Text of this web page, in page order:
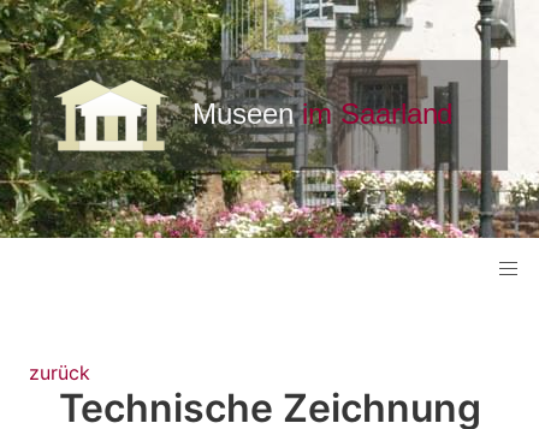
zurück
Technische Zeichnung